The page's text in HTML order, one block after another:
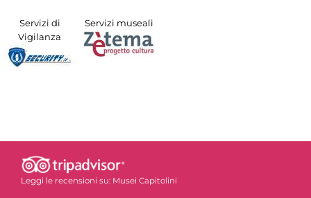
Servizi di
Vigilanza
Servizi museali
Leggi le recensioni su: Musei Capitolini